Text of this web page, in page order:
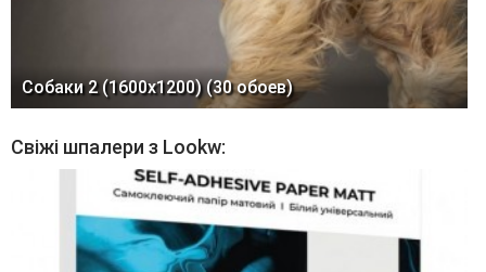
Собаки 2 (1600x1200) (30 обоев)
Свіжі шпалери з Lookw: